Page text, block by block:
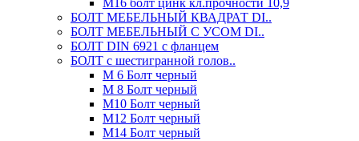
М16 болт цинк кл.прочности 10,9
БОЛТ МЕБЕЛЬНЫЙ КВАДРАТ DI..
БОЛТ МЕБЕЛЬНЫЙ С УСОМ DI..
БОЛТ DIN 6921 c фланцем
БОЛТ с шестигранной голов..
М 6 Болт черный
М 8 Болт черный
М10 Болт черный
М12 Болт черный
М14 Болт черный